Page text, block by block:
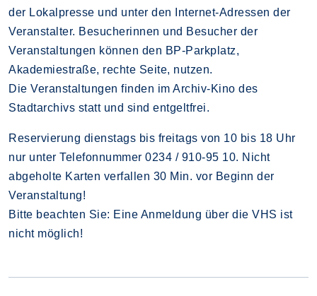
der Lokalpresse und unter den Internet-Adressen der
Veranstalter. Besucherinnen und Besucher der
Veranstaltungen können den BP-Parkplatz,
Akademiestraße, rechte Seite, nutzen.
Die Veranstaltungen finden im Archiv-Kino des
Stadtarchivs statt und sind entgeltfrei.
Reservierung dienstags bis freitags von 10 bis 18 Uhr
nur unter Telefonnummer 0234 / 910-95 10. Nicht
abgeholte Karten verfallen 30 Min. vor Beginn der
Veranstaltung!
Bitte beachten Sie: Eine Anmeldung über die VHS ist
nicht möglich!